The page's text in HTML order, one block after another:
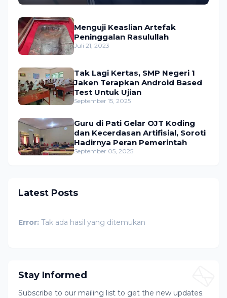
Menguji Keaslian Artefak
Peninggalan Rasulullah
Juli 21, 2023
Tak Lagi Kertas, SMP Negeri 1
Jaken Terapkan Android Based
Test Untuk Ujian
September 15, 2025
Guru di Pati Gelar OJT Koding
dan Kecerdasan Artifisial, Soroti
Hadirnya Peran Pemerintah
September 05, 2025
Latest Posts
Error: Tak ada hasil yang ditemukan
Stay Informed
Subscribe to our mailing list to get the new updates.